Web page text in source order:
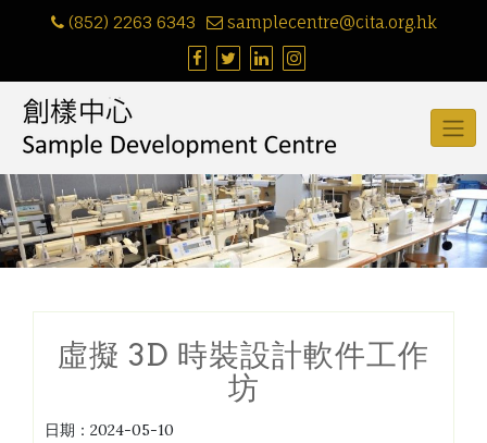
(852) 2263 6343 samplecentre@cita.org.hk
虛擬 3D 時裝設計軟件工作
坊
日期： 2024-05-10